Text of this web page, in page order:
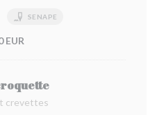
SENAPE
EUR
crevettes